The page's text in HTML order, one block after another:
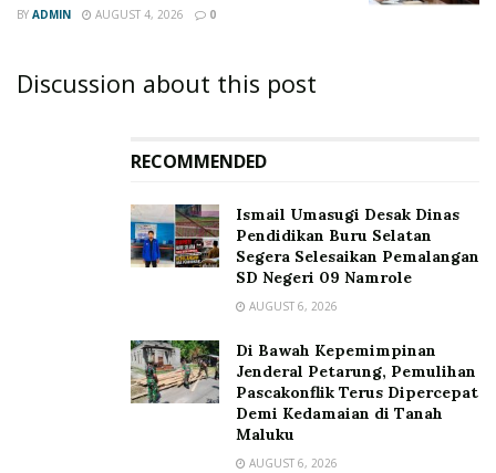
BY ADMIN AUGUST 4, 2026 0
Discussion about this post
RECOMMENDED
Ismail Umasugi Desak Dinas
Pendidikan Buru Selatan
Segera Selesaikan Pemalangan
SD Negeri 09 Namrole
AUGUST 6, 2026
Di Bawah Kepemimpinan
Jenderal Petarung, Pemulihan
Pascakonflik Terus Dipercepat
Demi Kedamaian di Tanah
Maluku
AUGUST 6, 2026